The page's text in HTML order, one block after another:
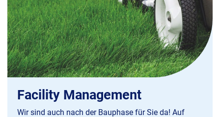
Facility Management
Wir sind auch nach der Bauphase für Sie da! Auf